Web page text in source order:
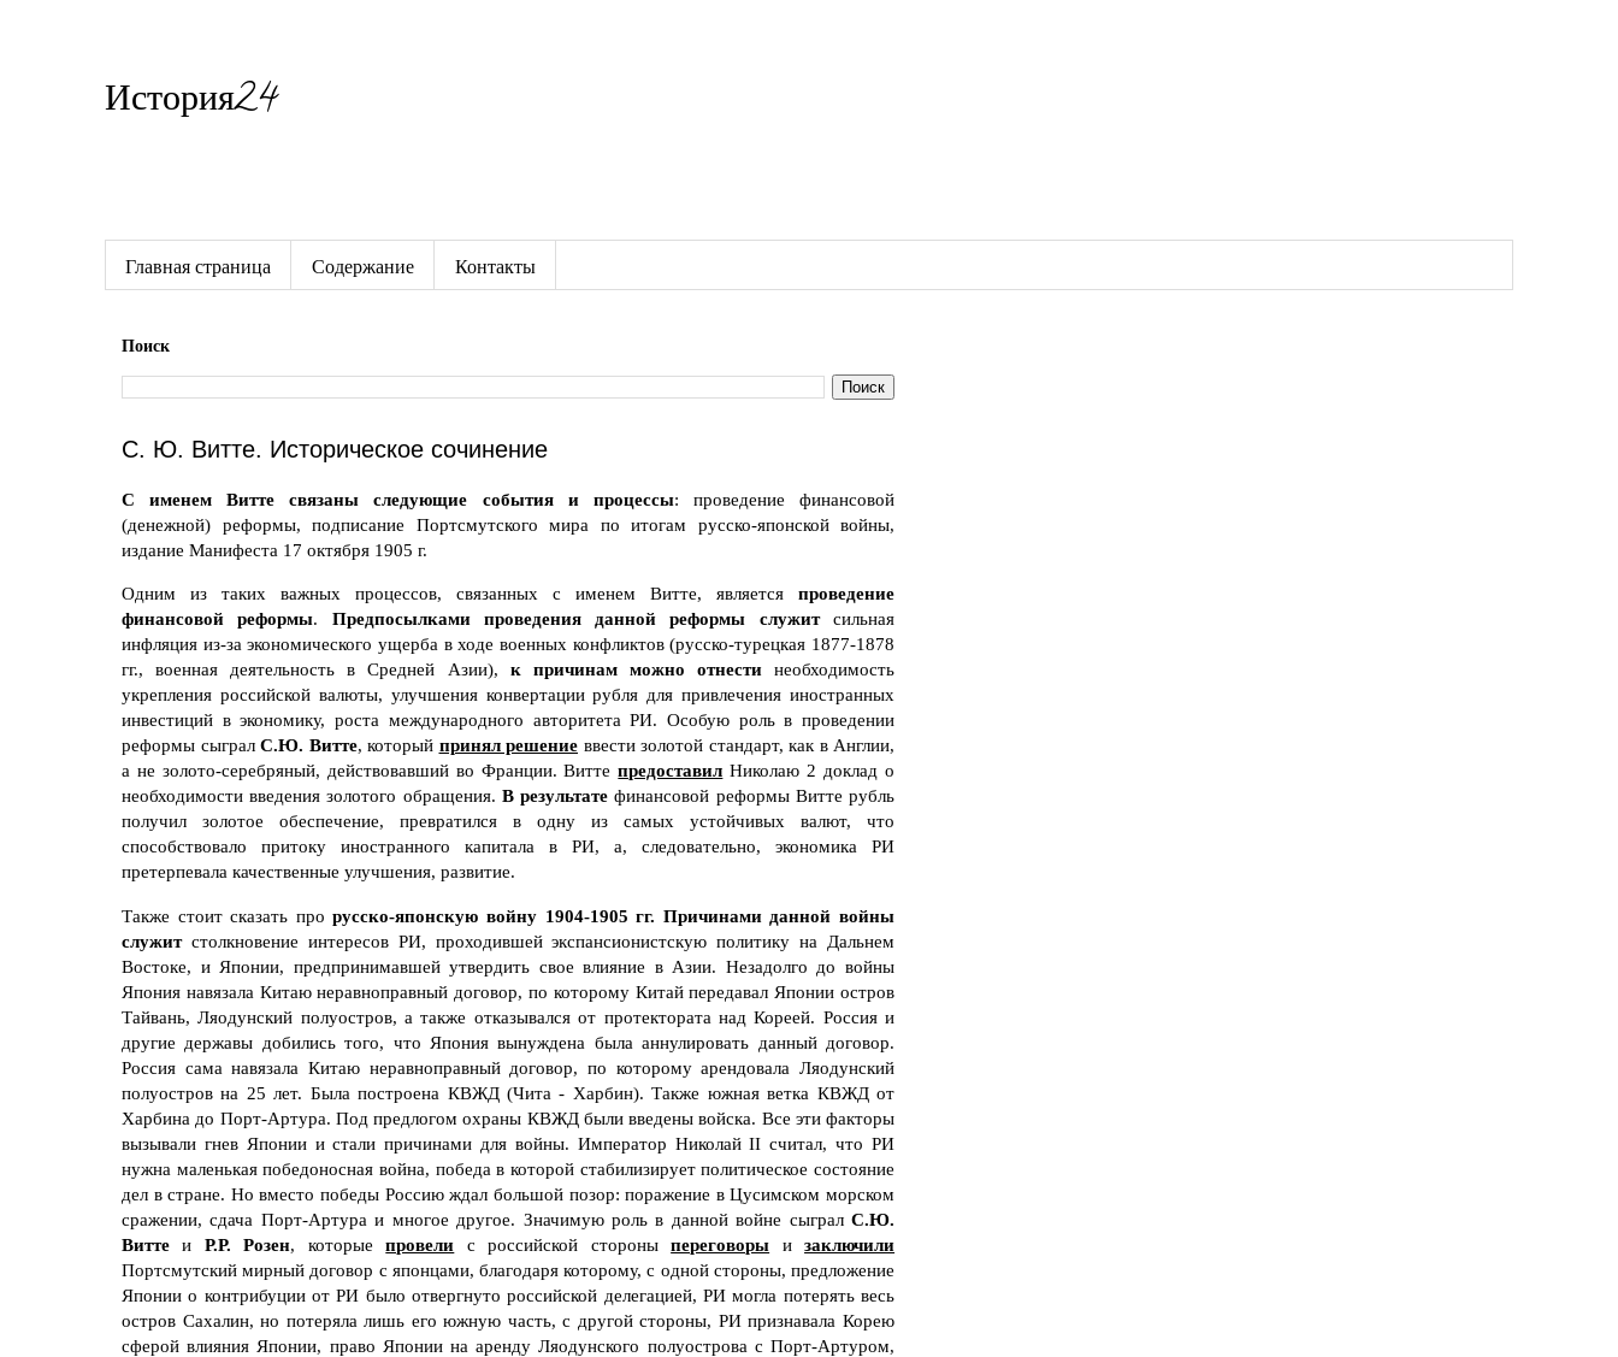
История24
Главная страница Содержание Контакты
Поиск
С. Ю. Витте. Историческое сочинение
С именем Витте связаны следующие события и процессы: проведение финансовой
(денежной) реформы, подписание Портсмутского мира по итогам русско-японской войны,
издание Манифеста 17 октября 1905 г.
Одним из таких важных процессов, связанных с именем Витте, является проведение
финансовой реформы. Предпосылками проведения данной реформы служитсильная
инфляция из-за экономического ущерба в ходе военных конфликтов (русско-турецкая 1877-1878
гг., военная деятельность в Средней Азии), к причинам можно отнестинеобходимость
укрепления российской валюты, улучшения конвертации рубля для привлечения иностранных
инвестиций в экономику, роста международного авторитета РИ. Особую роль в проведении
реформы сыграл С.Ю. Витте, который принял решение ввести золотой стандарт, как в Англии,
а не золото-серебряный, действовавший во Франции. Виттепредоставил Николаю 2 доклад о
необходимости введения золотого обращения. В результате финансовой реформы Витте рубль
получил золотое обеспечение, превратился в одну из самых устойчивых валют, что
способствовало притоку иностранного капитала в РИ, а, следовательно, экономика РИ
претерпевала качественные улучшения, развитие.
Также стоит сказать прорусско-японскую войну 1904-1905 гг. Причинами данной войны
служитстолкновение интересов РИ, проходившей экспансионистскую политику на Дальнем
Востоке, и Японии, предпринимавшей утвердить свое влияние в Азии. Незадолго до войны
Япония навязала Китаю неравноправный договор, по которому Китай передавал Японии остров
Тайвань, Ляодунский полуостров, а также отказывался от протектората над Кореей. Россия и
другие державы добились того, что Япония вынуждена была аннулировать данный договор.
Россия сама навязала Китаю неравноправный договор, по которому арендовала Ляодунский
полуостров на 25 лет. Была построена КВЖД (Чита - Харбин). Также южная ветка КВЖД от
Харбина до Порт-Артура. Под предлогом охраны КВЖД были введены войска. Все эти факторы
вызывали гнев Японии и стали причинами для войны. Император Николай II считал, что РИ
нужна маленькая победоносная война, победа в которой стабилизирует политическое состояние
дел в стране. Но вместо победы Россию ждал большой позор: поражение в Цусимском морском
сражении, сдача Порт-Артура и многое другое. Значимую роль в данной войне сыграл С.Ю.
Витте и Р.Р. Розен, которыепровели с российской стороныпереговоры изаключили
Портсмутский мирный договор с японцами, благодаря которому, с одной стороны, предложение
Японии о контрибуции от РИ было отвергнуто российской делегацией, РИ могла потерять весь
остров Сахалин, но потеряла лишь его южную часть, с другой стороны, РИ признавала Корею
сферой влияния Японии, право Японии на аренду Ляодунского полуострова с Порт-Артуром,